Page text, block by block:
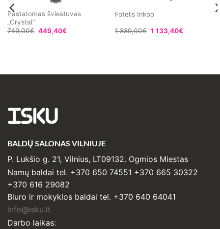
Pastatomas šviestuvas
„Crystal“
749,00€ 449,40€
Fotelis Inkoo
1 889,00€ 1 133,40€
ISKU
BALDŲ SALONAS VILNIUJE
P. Lukšio g. 21, Vilnius, LT09132. Ogmios Miestas
Namų baldai tel. +370 650 74551 +370 665 30322
+370 616 29082
Biuro ir mokyklos baldai tel. +370 640 64041
info@isku.lt
Darbo laikas: